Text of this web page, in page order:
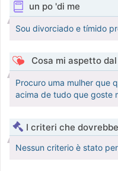
un po 'di me
Sou divorciado e tímido
Cosa mi aspetto
Procuro uma mulher que
acima de tudo que goste
I criteri che
Nessun criterio è stato